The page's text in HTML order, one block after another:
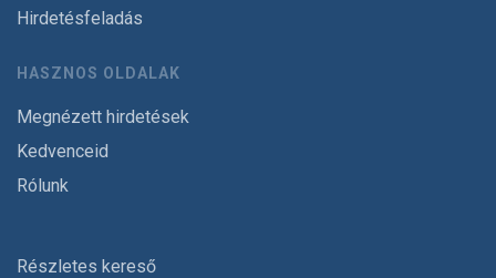
Hirdetésfeladás
HASZNOS OLDALAK
Megnézett hirdetések
Kedvenceid
Rólunk
Részletes kereső